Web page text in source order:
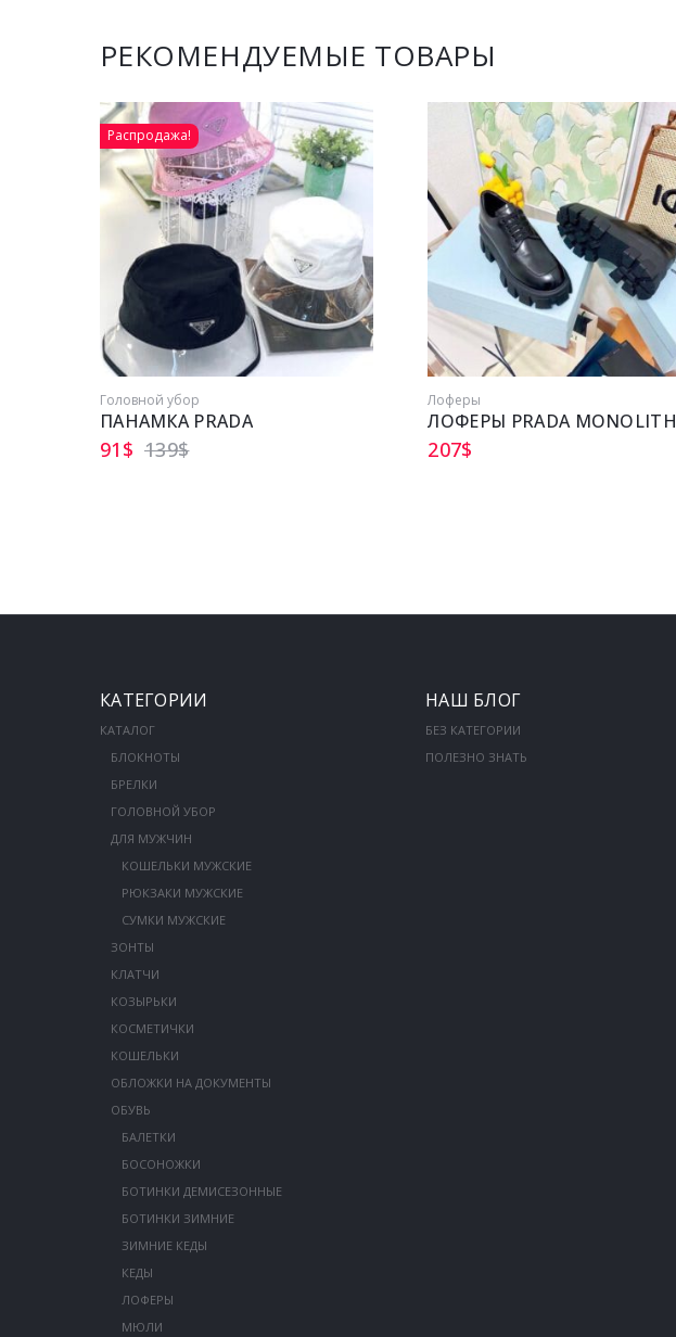
РЕКОМЕНДУЕМЫЕ ТОВАРЫ
Распродажа!
Головной убор
ПАНАМКА PRADA
139$
91 $
Лоферы
ЛОФЕРЫ PRADA MONOLITH
207$
КАТЕГОРИИ
КАТАЛОГ
БЛОКНОТЫ
БРЕЛКИ
ГОЛОВНОЙ УБОР
ДЛЯ МУЖЧИН
КОШЕЛЬКИ МУЖСКИЕ
РЮКЗАКИ МУЖСКИЕ
СУМКИ МУЖСКИЕ
ЗОНТЫ
КЛАТЧИ
КОЗЫРЬКИ
КОСМЕТИЧКИ
КОШЕЛЬКИ
ОБЛОЖКИ НА ДОКУМЕНТЫ
ОБУВЬ
БАЛЕТКИ
БОСОНОЖКИ
БОТИНКИ ДЕМИСЕЗОННЫЕ
БОТИНКИ ЗИМНИЕ
ЗИМНИЕ КЕДЫ
КЕДЫ
ЛОФЕРЫ
МЮЛИ
НАШ БЛОГ
БЕЗ КАТЕГОРИИ
ПОЛЕЗНО ЗНАТЬ